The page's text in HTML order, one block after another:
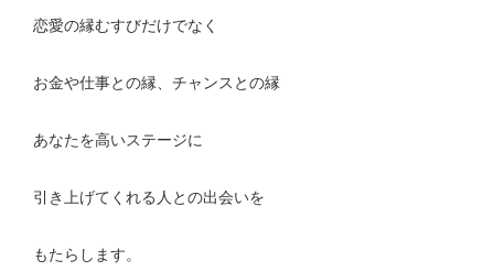
恋愛の縁むすびだけでなく
お金や仕事との縁、チャンスとの縁
あなたを高いステージに
引き上げてくれる人との出会いを
もたらします。